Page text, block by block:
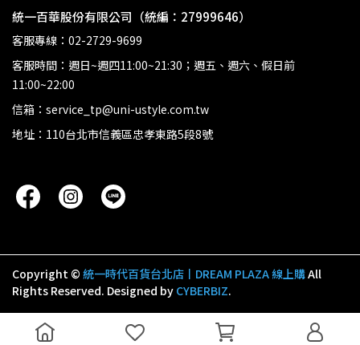
統一百華股份有限公司（統編：27999646）
客服專線：02-2729-9699
客服時間：週日~週四11:00~21:30；週五、週六、假日前
11:00~22:00
信箱：service_tp@uni-ustyle.com.tw
地址：110台北市信義區忠孝東路5段8號
Copyright © 統一時代百貨台北店丨DREAM PLAZA 線上購All
Rights Reserved. Designed by CYBERBIZ.